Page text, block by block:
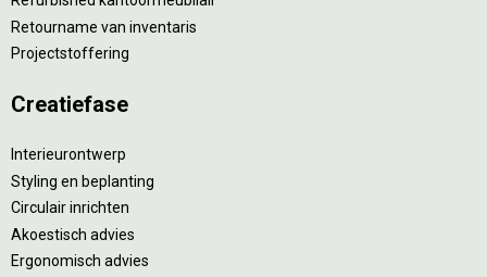
Retourname van inventaris
Projectstoffering
Creatiefase
Interieurontwerp
Styling en beplanting
Circulair inrichten
Akoestisch advies
Ergonomisch advies